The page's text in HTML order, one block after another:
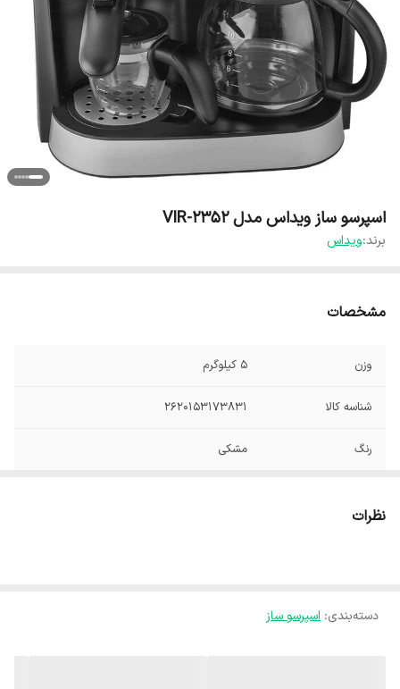
اسپرسو ساز ویداس مدل VIR-2352
برند:ویداس
مشخصات
وزن 5 کیلوگرم
شناسه کالا 2620153173831
رنگ مشکی
نظرات
دسته‌بندی: اسپرسو ساز